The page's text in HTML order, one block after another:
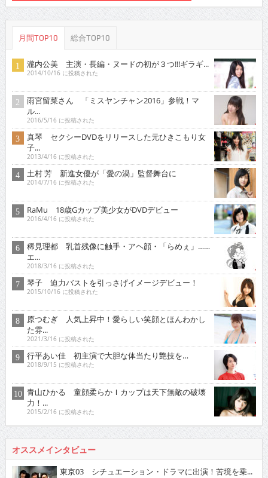
月間TOP10 総合TOP10
瀧内公美 主演・長編・ヌードの初が３つ!!!ギラギ...
2014/10/16 に投稿された
雨宮留菜さん 「ミスヤンチャン2016」参戦！マ
ル...
2016/5/16 に投稿された
真琴 セクシーDVDをリリースした元ひきこもり女
子...
2013/4/16 に投稿された
土村 芳 新進女優が「愛の渦」監督舞台に
2014/7/16 に投稿された
RaMu 18歳Gカップ美少女がDVDデビュー
2016/4/16 に投稿された
稀見理都 乳首残像に触手・アヘ顔・「らめぇ」……
エ...
2018/3/16 に投稿された
琴子 迫力バストを引っさげイメージデビュー！
2015/10/16 に投稿された
原つむぎ 人気上昇中！愛らしい笑顔とほんわかし
た雰...
2021/3/16 に投稿された
行平あい佳 初主演で大胆な体当たり艶技を…
2018/9/15 に投稿された
青山ひかる 童顔柔らかＩカップは天下無敵の破壊
力！...
2015/2/16 に投稿された
オススメインタビュー
東京03 シチュエーション・ドラマに出演！苦境を乗...